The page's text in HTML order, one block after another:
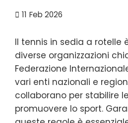
11 Feb 2026
Il tennis in sedia a rotelle
diverse organizzazioni
Federazione
vari enti nazionali e
collaborano per stabilire
promuovere lo sport.